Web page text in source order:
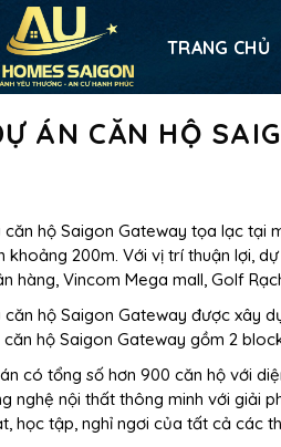
TRANG CHỦ
ÁN CĂN HỘ
căn hộ Saigon Gateway tọa lạc tại
khoảng 200m. Với vị trí thuận lợi,
hàng, Vincom Mega mall, Golf
căn hộ Saigon Gateway được xây
căn hộ Saigon Gateway gồm 2
có tổng số hơn 900 căn hộ với
nghệ nội thất thông minh với giải
học tập, nghỉ ngơi của tất cả các